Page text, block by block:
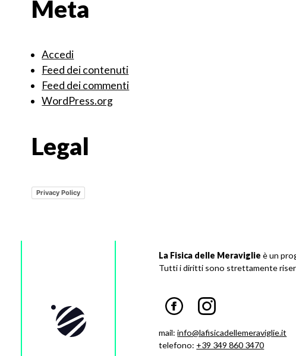
Meta
Accedi
Feed dei contenuti
Feed dei commenti
WordPress.org
Legal
Privacy Policy
La Fisica delle Meraviglie è un
Tutti i diritti sono strettamente
mail:info@lafisicadellemeraviglie.it
telefono: +39 349 860 3470